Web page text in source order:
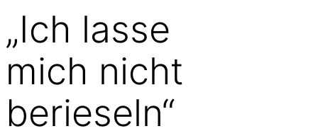
„Ich lasse
mich nicht
berieseln“